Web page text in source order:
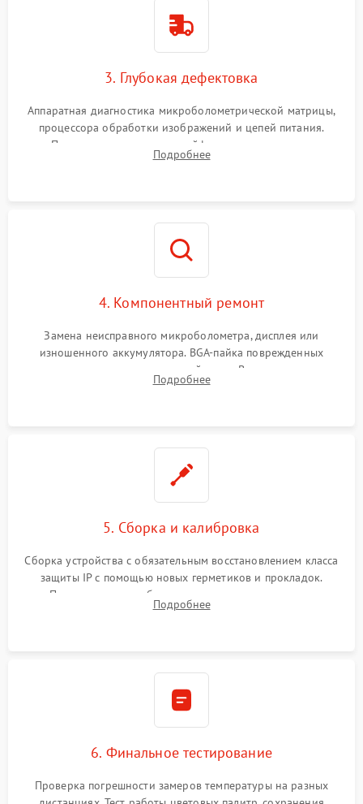
3. Глубокая дефектовка
Аппаратная диагностика микроболометрической матрицы,
процессора обработки изображений и цепей питания.
Проверка целостности шлейфов, модуля памяти и
интерфейсов связи. Выявление сгоревших SMD-компонентов
Подробнее
4. Компонентный ремонт
Замена неисправного микроболометра, дисплея или
изношенного аккумулятора. BGA-пайка поврежденных
контроллеров на материнской плате. Восстановление
разъемов и кнопок, замена поврежденных элементов
Подробнее
5. Сборка и калибровка
Сборка устройства с обязательным восстановлением класса
защиты IP с помощью новых герметиков и прокладок.
Программная калибровка матрицы по эталонному
абсолютно черному телу для точного измерения температур.
Подробнее
6. Финальное тестирование
Проверка погрешности замеров температуры на разных